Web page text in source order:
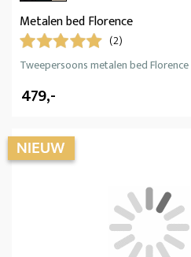
Metalen bed Florence
(2)
Tweepersoons metalen bed Florence
479,-